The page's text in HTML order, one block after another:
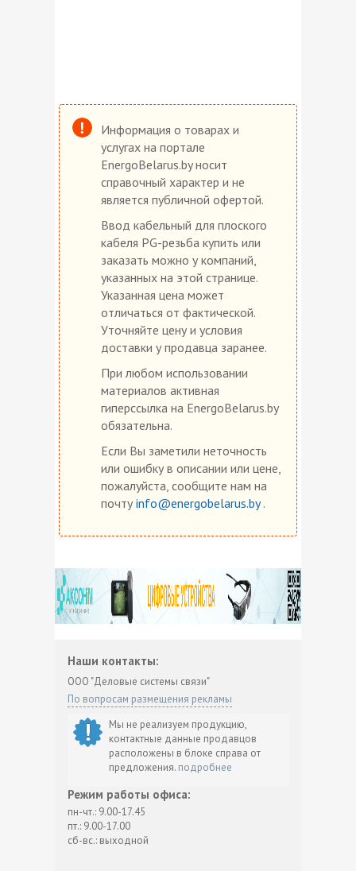
Информация о товарах и
услугах на портале
EnergoBelarus.by носит
справочный характер и не
является публичной офертой.
Ввод кабельный для плоского
кабеля PG-резьба купить или
заказать можно у компаний,
указанных на этой странице.
Указанная цена может
отличаться от фактической.
Уточняйте цену и условия
доставки у продавца заранее.
При любом использовании
материалов активная
гиперссылка на EnergoBelarus.by
обязательна.
Если Вы заметили неточность
или ошибку в описании или цене,
пожалуйста, сообщите нам на
почту info@energobelarus.by.
Наши контакты:
ООО "Деловые системы связи"
По вопросам размещения рекламы
Мы не реализуем продукцию,
контактные данные продавцов
расположены в блоке справа от
предложения. подробнее
Режим работы офиса:
пн-чт.: 9.00-17.45
пт.: 9.00-17.00
сб-вс.: выходной